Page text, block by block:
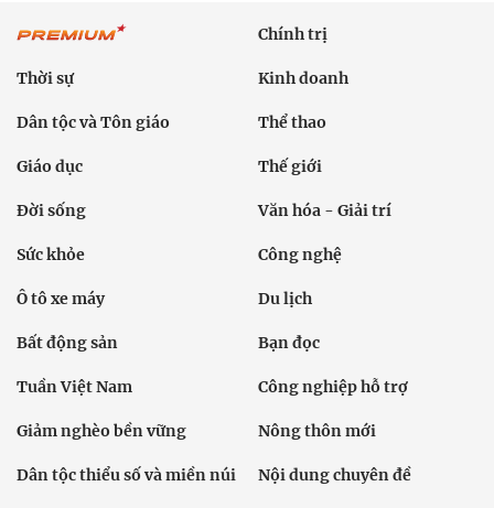
Chính trị
Thời sự Kinh doanh
Dân tộc và Tôn giáo Thể thao
Giáo dục Thế giới
Đời sống Văn hóa - Giải trí
Sức khỏe Công nghệ
Ô tô xe máy Du lịch
Bất động sản Bạn đọc
Tuần Việt Nam Công nghiệp hỗ trợ
Giảm nghèo bền vững Nông thôn mới
Dân tộc thiểu số và miền núi Nội dung chuyên đề